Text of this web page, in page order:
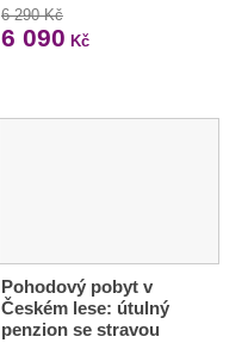
6 290 Kč
6 090 Kč
Pohodový pobyt v
Českém lese: útulný
penzion se stravou